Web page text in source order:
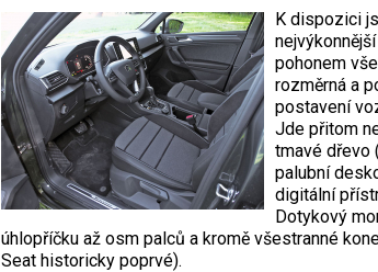
K dispozici
pohonem
rozměrná a
postavení
Jde přitom
tmavé dřevo
palubní
digitální
Dotykový
úhlopříčku až osm palců a kromě všestranné
Seat historicky poprvé).